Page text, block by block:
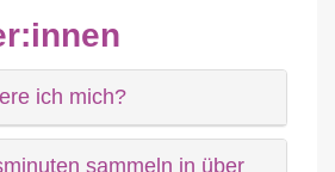
ich mich?
sammeln in über